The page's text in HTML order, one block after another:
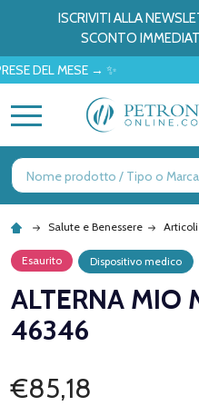
ISCRIVITI ALLA
SCONTO
MESE → ✨
Ricerca
Salute e Benessere
Esaurito Dispositivo medico
ALTERNA MIO
46346
€85,18